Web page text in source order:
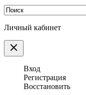
Личный кабинет
clear
Вход
Регистрация
Восстановить